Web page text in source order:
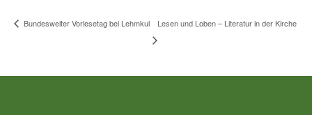
Bundesweiter Vorlesetag bei Lehmkul Lesen und Loben – Literatur in der Kirche